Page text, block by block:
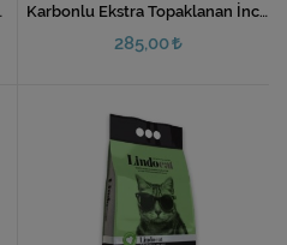
Karbonlu Ekstra Topaklanan İnce
Taneli Kedi Kumu 6 Lt
285,00